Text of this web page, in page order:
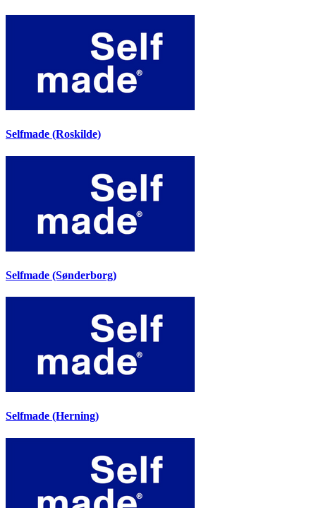
Selfmade (Roskilde)
Selfmade (Sønderborg)
Selfmade (Herning)